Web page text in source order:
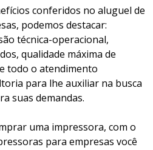
conferidos no aluguel de
podemos destacar:
técnica-operacional,
qualidade máxima de
todo o atendimento
para lhe auxiliar na busca
suas demandas.
uma impressora, com o
para empresas você